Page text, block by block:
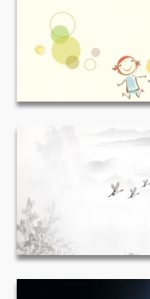
山水画 1920*500